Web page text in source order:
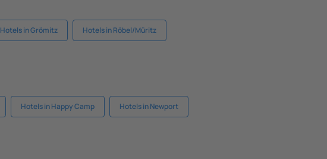
Hotels in Grömitz Hotels in Röbel/Müritz
Hotels in Happy Camp Hotels in Newport